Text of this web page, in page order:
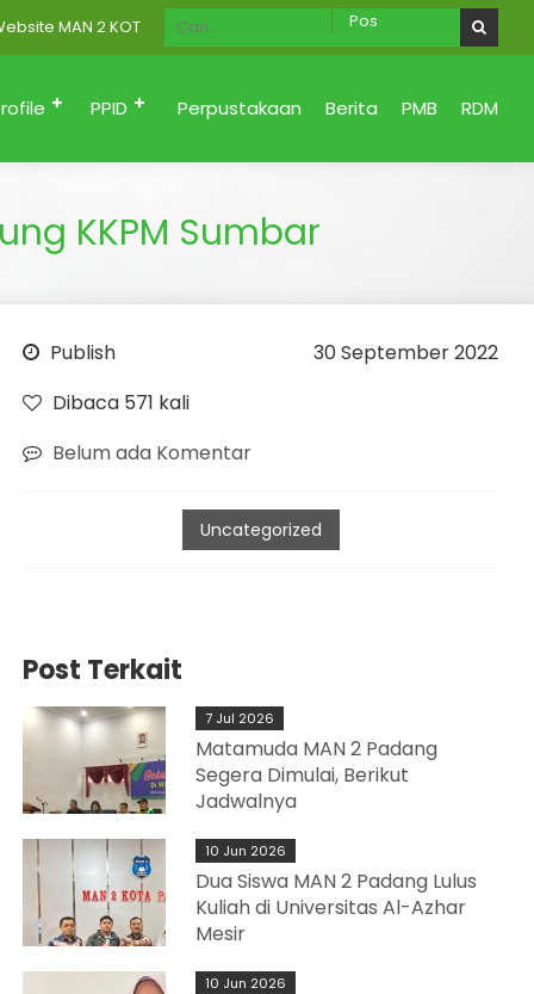
2 KOTA PADANG Menuju Zona Integritas (Bersih dari korupsi,
PPID Perpustakaan Berita PMB RDM
KKPM Sumbar
Publish
30 September 2022
Dibaca 571 kali
Belum ada Komentar
Uncategorized
Post Terkait
7 Jul 2026
Matamuda MAN 2 Padang
Segera Dimulai, Berikut
Jadwalnya
10 Jun 2026
Dua Siswa MAN 2 Padang Lulus
Kuliah di Universitas Al-Azhar
Mesir
10 Jun 2026